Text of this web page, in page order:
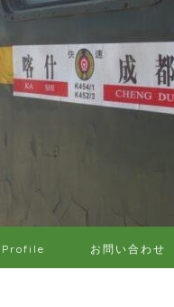
Profile お問い合わせ